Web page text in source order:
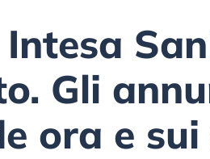
Gli
ora e